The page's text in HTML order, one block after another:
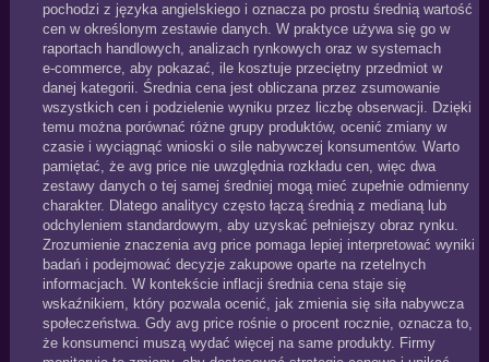
pochodzi z języka angielskiego i oznacza po prostu średnią wartość
cen w określonym zestawie danych. W praktyce używa się go w
raportach handlowych, analizach rynkowych oraz w systemach
e‑commerce, aby pokazać, ile kosztuje przeciętny przedmiot w
danej kategorii. Średnia cena jest obliczana przez zsumowanie
wszystkich cen i podzielenie wyniku przez liczbę obserwacji. Dzięki
temu można porównać różne grupy produktów, ocenić zmiany w
czasie i wyciągnąć wnioski o sile nabywczej konsumentów. Warto
pamiętać, że avg price nie uwzględnia rozkładu cen, więc dwa
zestawy danych o tej samej średniej mogą mieć zupełnie odmienny
charakter. Dlatego analitycy często łączą średnią z medianą lub
odchyleniem standardowym, aby uzyskać pełniejszy obraz rynku.
Zrozumienie znaczenia avg price pomaga lepiej interpretować wyniki
badań i podejmować decyzje zakupowe oparte na rzetelnych
informacjach. W kontekście inflacji średnia cena staje się
wskaźnikiem, który pozwala ocenić, jak zmienia się siła nabywcza
społeczeństwa. Gdy avg price rośnie o procent rocznie, oznacza to,
że konsumenci muszą wydać więcej na same produkty. Firmy